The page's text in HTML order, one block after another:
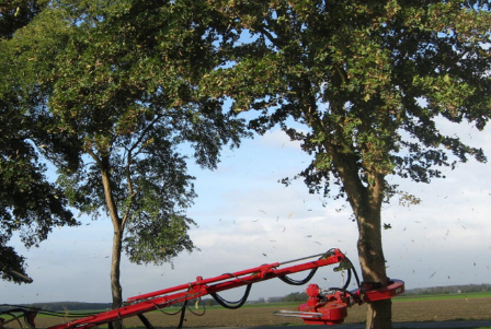
SUOMALAINEN
SLOVENSKÁ
DANSK
ΕΛΛΗΝΙΚΉ
SVENSKA
SLOVENSKI
EESTI
LIETUVIŲ
LATVIEŠU